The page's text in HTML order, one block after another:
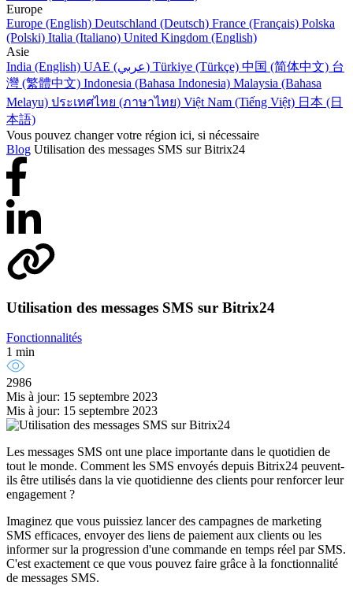
Europe
Europe (English) Deutschland (Deutsch) France (Français) Polska
(Polski) Italia (Italiano) United Kingdom (English)
Asie
India (English)
UAE (عربي) Türkiye (Türkçe) 中国 (简体中文) 台
灣 (繁體中文) Indonesia (Bahasa Indonesia) Malaysia (Bahasa
Melayu) ประเทศไทย (ภาษาไทย) Việt Nam (Tiếng Việt) 日本 (日
本語)
Vous pouvez changer votre région ici, si nécessaire
Blog Utilisation des messages SMS sur Bitrix24
Utilisation des messages SMS sur Bitrix24
Fonctionnalités
1 min
2986
Mis à jour: 15 septembre 2023
Mis à jour: 15 septembre 2023
Les messages SMS ont une place importante dans le quotidien de
tout le monde. Comment les SMS envoyés depuis Bitrix24 peuvent-
ils être utilisés dans la vie quotidienne des clients pour renforcer leur
engagement ?
Imaginez que vous puissiez lancer des campagnes de marketing
SMS efficaces, envoyer des liens de paiement aux clients ou les
informer sur la progression d'une commande en temps réel par SMS.
C'est exactement ce que vous pouvez faire grâce à la fonctionnalité
de messages SMS.